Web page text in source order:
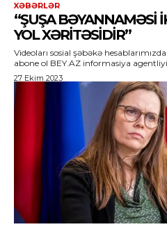
XƏBƏRLƏR
“ŞUŞA BƏYANNAMƏSI
YOL XƏRITƏSIDIR”
Videoları sosial şəbəkə
27 Ekim 2023